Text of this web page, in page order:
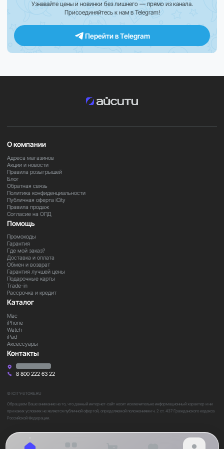
Расширенная комплектация Essential делает
съёмки. Фирменное приложение Insta360 с
интеллектуальными инструментами помогает быстро
обеспечения и используемого мобильного устройства.
Закажите прямо сейчас
Оформите заказ на Insta360 X5 Essential и получите
готовый комплект для создания впечатляющих
фотографий и видеороликов в формате 360° дома, в
путешествиях и во время активного отдыха.
Узнавайте цены и новинки без лишнего — прямо из канала.
Присоединяйтесь к нам в Telegram!
Перейти в Telegram
© ICITY-STORE.RU
Обращаем Ваше внимание на то, что данный интернет-сайт носит исключительно информационный характер и ни
при каких условиях не является публичной офертой, определяемой положениями ч. 2 ст. 437 Гражданского кодекса
Российской Федерации.
О компании
Адреса магазинов
Акции и новости
Правила розыгрышей
Блог
Обратная связь
Политика конфиденциальности
Публичная оферта iCity
Правила продаж
Согласие на ОПД
Помощь
Промокоды
Гарантия
Где мой заказ?
Доставка и оплата
Обмен и возврат
Гарантия лучшей цены
Подарочные карты
Trade-in
Рассрочка и кредит
Каталог
Mac
iPhone
Watch
iPad
Аксессуары
Контакты
8 800 222 63 22